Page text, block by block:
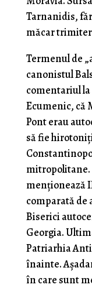
Tarnanidis,
măcar
Termenul de
canonistul
comentariul
Ecumenic, că
Pont erau
să fie
mitropolitane.
menționează
comparată de
Biserici
Georgia.
Patriarhia
înainte.
în care sunt